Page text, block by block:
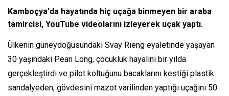
Kamboçya'da hayatında hiç uçağa binmeyen bir araba
tamircisi, YouTube videolarını izleyerek uçak yaptı.
Ülkenin güneydoğusundaki Svay Rieng eyaletinde yaşayan
30 yaşındaki Pean Long, çocukluk hayalini bir yılda
gerçekleştirdi ve pilot koltuğunu bacaklarını kestiği plastik
sandalyeden, gövdesini mazot varilinden yaptığı uçağını 50